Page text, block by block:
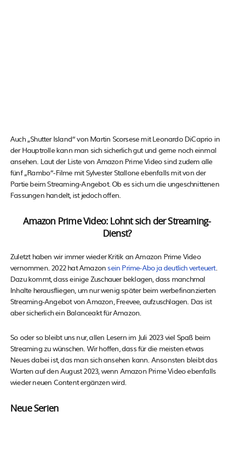
Auch „Shutter Island“ von Martin Scorsese mit Leonardo DiCaprio in
der Hauptrolle kann man sich sicherlich gut und gerne noch einmal
ansehen. Laut der Liste von Amazon Prime Video sind zudem alle
fünf „Rambo“-Filme mit Sylvester Stallone ebenfalls mit von der
Partie beim Streaming-Angebot. Ob es sich um die ungeschnittenen
Fassungen handelt, ist jedoch offen.
Amazon Prime Video: Lohnt sich der Streaming-
Dienst?
Zuletzt haben wir immer wieder Kritik an Amazon Prime Video
vernommen. 2022 hat Amazon sein Prime-Abo ja deutlich verteuert.
Dazu kommt, dass einige Zuschauer beklagen, dass manchmal
Inhalte herausfliegen, um nur wenig später beim werbefinanzierten
Streaming-Angebot von Amazon, Freevee, aufzuschlagen. Das ist
aber sicherlich ein Balanceakt für Amazon.
So oder so bleibt uns nur, allen Lesern im Juli 2023 viel Spaß beim
Streaming zu wünschen. Wir hoffen, dass für die meisten etwas
Neues dabei ist, das man sich ansehen kann. Ansonsten bleibt das
Warten auf den August 2023, wenn Amazon Prime Video ebenfalls
wieder neuen Content ergänzen wird.
Neue Serien